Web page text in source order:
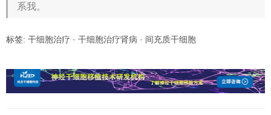
系我。
标签: 干细胞治疗 · 干细胞治疗肾病 · 间充质干细胞